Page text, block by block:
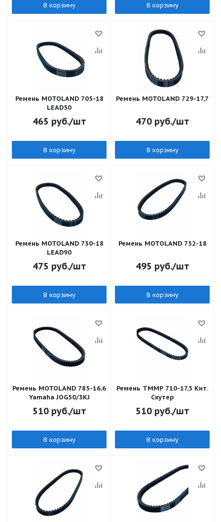
В корзину В корзину
Ремень MOTOLAND 705-18
LEAD50
465 руб./шт
В корзину
Ремень MOTOLAND 729-17,7
470руб./шт
В корзину
Ремень MOTOLAND 730-18
LEAD90
475 руб./шт
В корзину
Ремень MOTOLAND 752-18
495 руб./шт
В корзину
Ремень MOTOLAND 785-16,6
Yamaha JOG50/3KJ
510руб./шт
В корзину
Ремень TMMP 710-17,5 Кит.
Скутер
510руб./шт
В корзину